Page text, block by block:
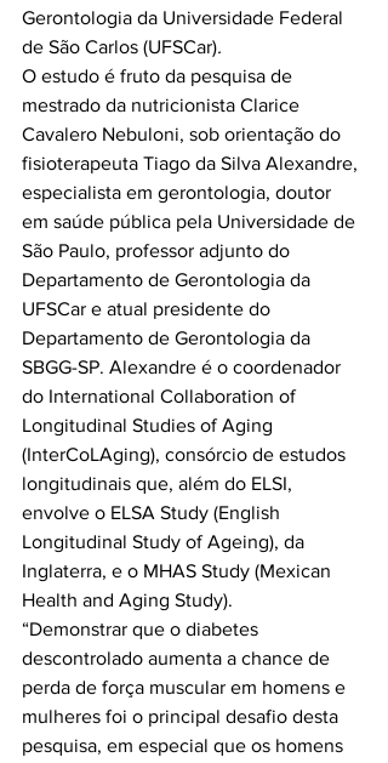
Gerontologia da Universidade Federal
de São Carlos (UFSCar).
O estudo é fruto da pesquisa de
mestrado da nutricionista Clarice
Cavalero Nebuloni, sob orientação do
fisioterapeuta Tiago da Silva Alexandre,
especialista em gerontologia, doutor
em saúde pública pela Universidade de
São Paulo, professor adjunto do
Departamento de Gerontologia da
UFSCar e atual presidente do
Departamento de Gerontologia da
SBGG-SP. Alexandre é o coordenador
do International Collaboration of
Longitudinal Studies of Aging
(InterCoLAging), consórcio de estudos
longitudinais que, além do ELSI,
envolve o ELSA Study (English
Longitudinal Study of Ageing), da
Inglaterra, e o MHAS Study (Mexican
Health and Aging Study).
“Demonstrar que o diabetes
descontrolado aumenta a chance de
perda de força muscular em homens e
mulheres foi o principal desafio desta
pesquisa, em especial que os homens